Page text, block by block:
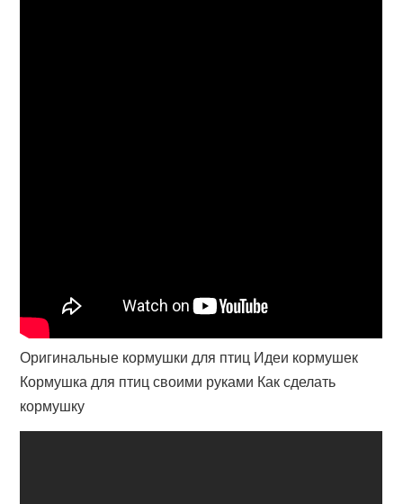
Оригинальные кормушки для птиц Идеи кормушек
Кормушка для птиц своими руками Как сделать
кормушку